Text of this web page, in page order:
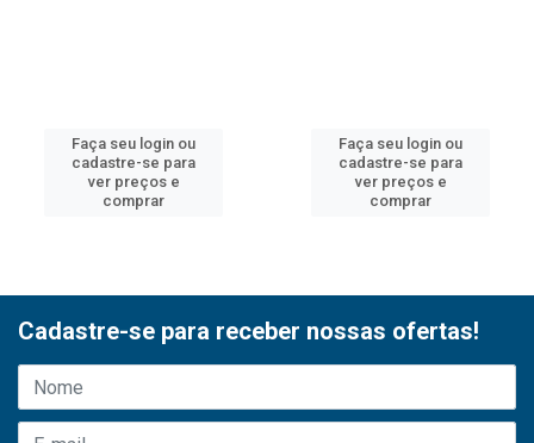
Faça seu login ou
cadastre-se para
ver preços e
comprar
Faça seu login ou
cadastre-se para
ver preços e
comprar
Cadastre-se para receber nossas ofertas!